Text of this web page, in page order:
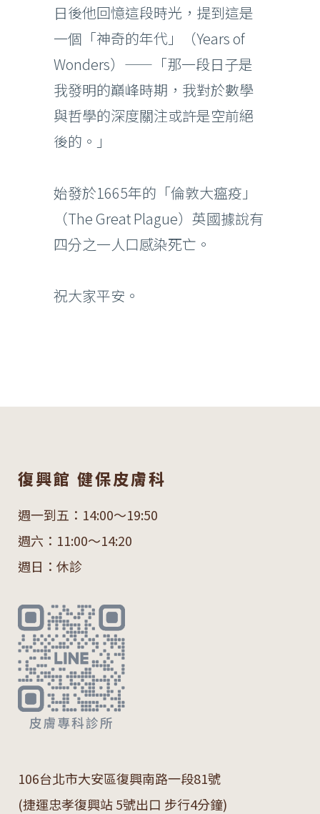
日後他回憶這段時光，提到這是
一個「神奇的年代」（Years of
Wonders）——「那一段日子是
我發明的巔峰時期，我對於數學
與哲學的深度關注或許是空前絕
後的。」
始發於1665年的「倫敦大瘟疫」
（The Great Plague）英國據說有
四分之一人口感染死亡。
祝大家平安。
復興館 健保皮膚科
週一到五：14:00～19:50
週六：11:00～14:20
週日：休診
106台北市大安區復興南路一段81號
(捷運忠孝復興站 5號出口 步行4分鐘)